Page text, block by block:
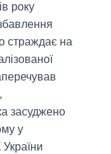
року
страждає на
засуджено
у